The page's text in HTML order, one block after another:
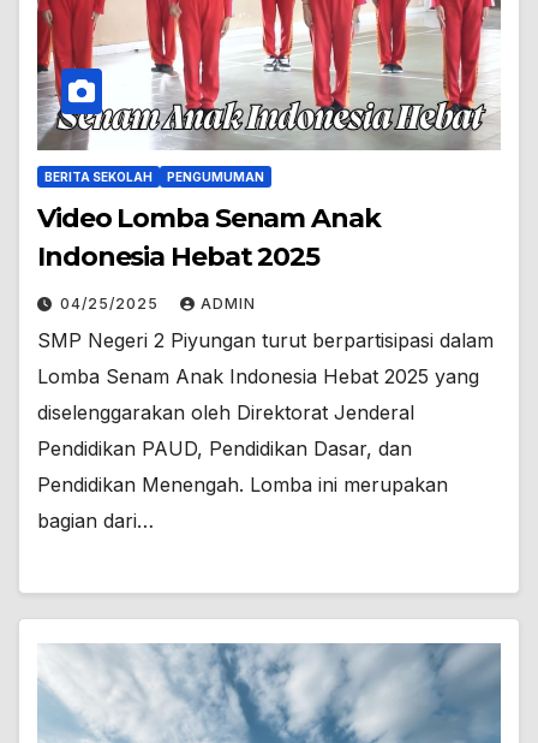
BERITA SEKOLAH PENGUMUMAN
Video Lomba Senam Anak
Indonesia Hebat 2025
04/25/2025 ADMIN
SMP Negeri 2 Piyungan turut berpartisipasi dalam
Lomba Senam Anak Indonesia Hebat 2025 yang
diselenggarakan oleh Direktorat Jenderal
Pendidikan PAUD, Pendidikan Dasar, dan
Pendidikan Menengah. Lomba ini merupakan
bagian dari…